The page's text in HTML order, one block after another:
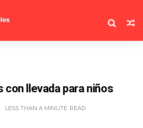
con llevada para niños
LESS THAN A MINUTE READ